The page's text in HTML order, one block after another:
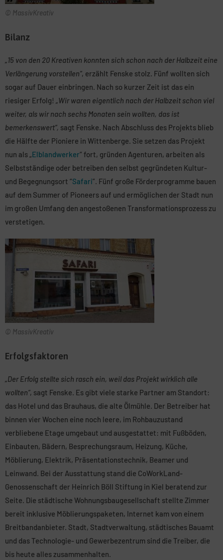
© MassivKreativ
Bilanz
„15 von den 20 Kreativen konnten sich schon nach der Halbzeit eine
Verlängerung vorstellen“, erzählt Fenske stolz. Fünf wollten sich
sogar auf Dauer einbringen. Nach so kurzer Zeit ist das ein
riesiger Erfolg! „Wir waren eigentlich nach der Halbzeit schon viel
weiter, als wir nach sechs Monaten sein wollten, das ist
bemerkenswert“, sagt Fenske. Nach Abschluss des Projekts blieb
die Hälfte der Pioniere in Wittenberge. Sie setzen das Projekt
nun als „Elblandwerker“ fort, gründen Agenturen, arbeiten als
Selbstständige oder betreiben den selbst gegründeten Kultur-
und Begegnungsort “Safari”. Fünf große Förderprogramme bauen
auf dem Summer of Pioneers auf und ermöglichen der Stadt nun
im großen Umfang den angestoßenen Transformationsprozess zu
verstetigen.
© MassivKreativ
Erfolgsfaktoren
„Der Erfolg stellte sich rasch ein, weil das Projekt wirklich alle
wollten“, sagt Fenske. Es gibt viele starke Partner am Standort:
das Hotel und das Brauhaus, die alte Ölmühle. Der Betreiber hat
binnen vier Wochen eine noch leere, im Rohbauzustand
verbliebene Etage umgebaut und ausgestattet: mit Fußböden,
Einbauten, Bädern, Besprechungsraum, Heizung, Küche,
Möblierung, Elektrik, Präsentationstechnik, Beamer und
Leinwand. Bei der Ausstattung stand die CoWorkLand-
Genossenschaft der Heinrich Böll Stiftung in Kiel beratend zur
Seite. Die städtische Wohnungsbaugesellschaft stellte Zimmer
bereit inklusive Möblierungspaketen, Internet kam von einem
Breitbandanbieter. Stadt, Stadtverwaltung, städtisches Bauamt
und das Technologie- und Gewerbezentrum sind die Treiber, die
bis heute alles zusammenhalten.